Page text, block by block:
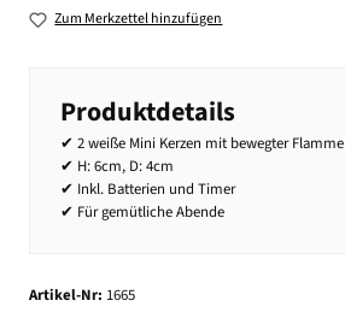
Zum Merkzettel hinzufügen
Produktdetails
✔ 2 weiße Mini Kerzen mit bewegter Flamme
✔ H: 6cm, D: 4cm
✔ Inkl. Batterien und Timer
✔ Für gemütliche Abende
Artikel-Nr: 1665